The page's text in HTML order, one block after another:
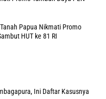
Papua Nikmati Promo
HUT ke 81 RI